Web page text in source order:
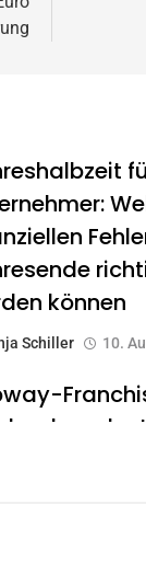
können
Schiller 10.
oder
Einstieg